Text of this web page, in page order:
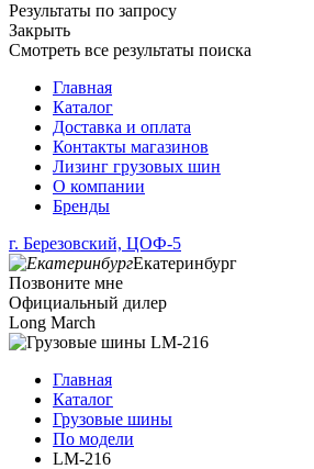
Результаты по запросу
Закрыть
Смотреть все результаты поиска
Главная
Каталог
Доставка и оплата
Контакты магазинов
Лизинг грузовых шин
О компании
Бренды
г. Березовский, ЦОФ-5
Екатеринбург
Позвоните мне
Официальный дилер
Long March
Главная
Каталог
Грузовые шины
По модели
LM-216